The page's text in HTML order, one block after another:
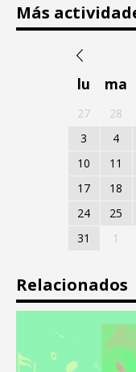
Más
lu
ma
27 28
3
4
10
11
17
18
24
25
31
1
Relacionados